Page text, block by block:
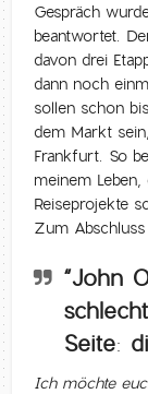
Gespräch
beantwortet.
davon drei
dann noch
sollen schon
dem Markt
Frankfurt. So
meinem
Reiseprojekte
Zum
“John
Seite:
Ich möchte